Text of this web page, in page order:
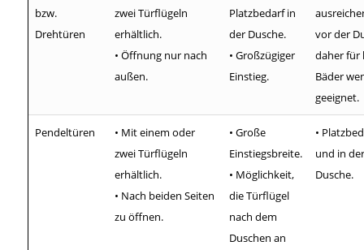
bzw.
Drehtüren
zwei Türflügeln
erhältlich.
• Öffnung nur nach
außen.
Platzbedarf in
der Dusche.
• Großzügiger
Einstieg.
vor der
daher für
Bäder
geeignet.
Pendeltüren
• Mit einem oder
zwei Türflügeln
erhältlich.
• Nach beiden Seiten
zu öffnen.
• Große
Einstiegsbreite.
• Möglichkeit,
die Türflügel
nach dem
Duschen an
•
und in der
Dusche.